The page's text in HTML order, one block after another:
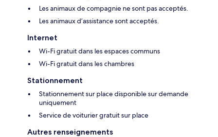
Les animaux de compagnie ne sont pas acceptés.
Les animaux d’assistance sont acceptés.
Internet
Wi-Fi gratuit dans les espaces communs
Wi-Fi gratuit dans les chambres
Stationnement
Stationnement sur place disponible sur demande
uniquement
Service de voiturier gratuit sur place
Autres renseignements